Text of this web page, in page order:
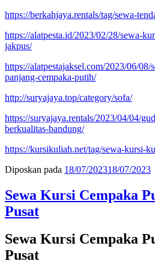
https://berkahjaya.rentals/tag/sewa-
https://alatpesta.id/2023/02/28/sewa-
jakpus/
https://alatpestajaksel.com/2023/06/08/
panjang-cempaka-putih/
http://suryajaya.top/category/sofa/
https://suryajaya.rentals/2023/04/04/
berkualitas-bandung/
https://kursikuliah.net/tag/sewa-kursi-
Diposkan pada 18/07/202318/07/2023
Sewa Kursi Cempaka
Pusat
Sewa Kursi Cempaka
Pusat